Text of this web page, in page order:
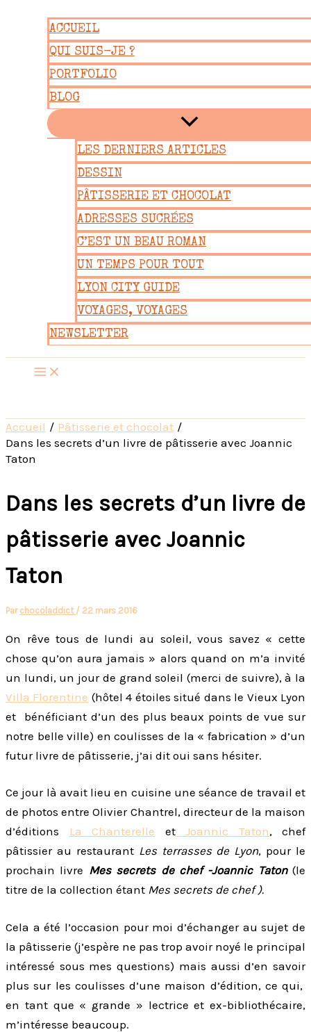
contenu
ACCUEIL
QUI SUIS-JE ?
PORTFOLIO
BLOG
LES DERNIERS ARTICLES
DESSIN
PÂTISSERIE ET CHOCOLAT
ADRESSES SUCRÉES
C’EST UN BEAU ROMAN
UN TEMPS POUR TOUT
LYON CITY GUIDE
VOYAGES, VOYAGES
NEWSLETTER
Accueil
Pâtisserie et chocolat
Dans les secrets d’un livre de pâtisserie avec Joannic
Taton
Dans les secrets d’un livre de
pâtisserie avec Joannic
Taton
Par chocoladdict / 22 mars 2016
On rêve tous de lundi au soleil, vous savez « cette
chose qu’on aura jamais » alors quand on m’a invité
un lundi, un jour de grand soleil (merci de suivre), à la
Villa Florentine (hôtel 4 étoiles situé dans le Vieux Lyon
et bénéficiant d’un des plus beaux points de vue sur
notre belle ville) en coulisses de la « fabrication » d’un
futur livre de pâtisserie, j’ai dit oui sans hésiter.
Ce jour là avait lieu en cuisine une séance de travail et
de photos entre Olivier Chantrel, directeur de la maison
d’éditions La Chanterelle etJoannic Taton, chef
pâtissier au restaurant Les terrasses de Lyon, pour le
prochain livre Mes secrets de chef -Joannic Taton(le
titre de la collection étant Mes secrets de chef ).
Cela a été l’occasion pour moi d’échanger au sujet de
la pâtisserie (j’espère ne pas trop avoir noyé le principal
intéressé sous mes questions) mais aussi d’en savoir
plus sur les coulisses d’une maison d’édition, ce qui,
en tant que « grande » lectrice et ex-bibliothécaire,
m’intéresse beaucoup.